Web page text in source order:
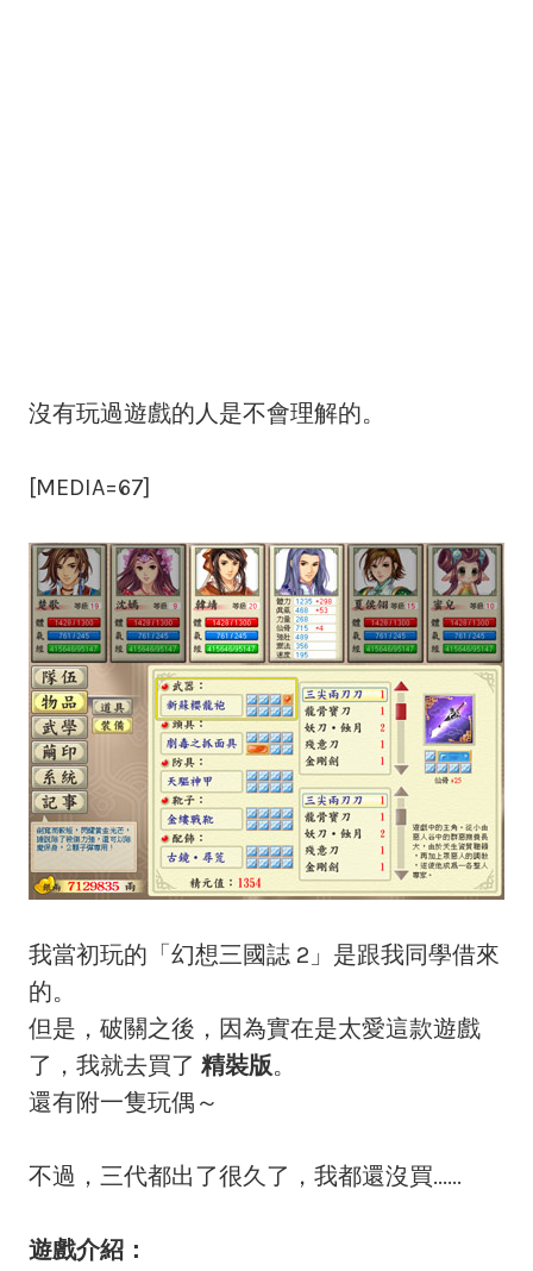
沒有玩過遊戲的人是不會理解的。
[MEDIA=67]
我當初玩的「幻想三國誌 2」是跟我同學借來
的。
但是，破關之後，因為實在是太愛這款遊戲
了，我就去買了 精裝版。
還有附一隻玩偶～
不過，三代都出了很久了，我都還沒買......
遊戲介紹：